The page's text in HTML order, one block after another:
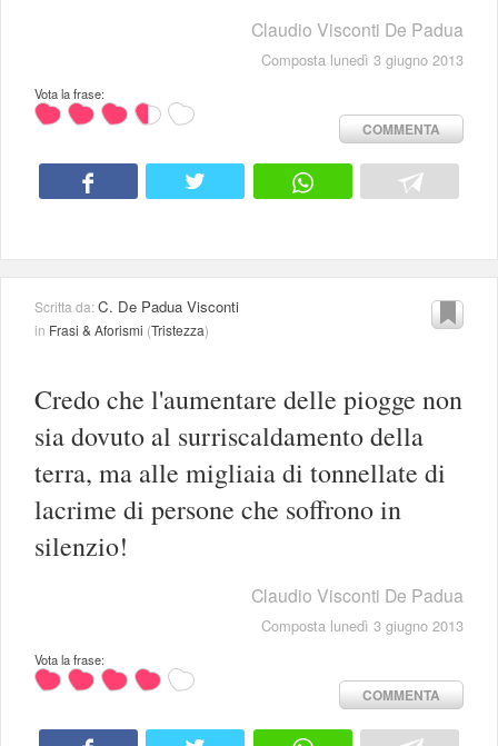
Claudio Visconti De Padua
Composta lunedì 3 giugno 2013
Vota la frase:
COMMENTA
Scritta da:C. De Padua Visconti
in Frasi & Aforismi (Tristezza)
Credo che l'aumentare delle piogge non
sia dovuto al surriscaldamento della
terra, ma alle migliaia di tonnellate di
lacrime di persone che soffrono in
silenzio!
Claudio Visconti De Padua
Composta lunedì 3 giugno 2013
Vota la frase:
COMMENTA